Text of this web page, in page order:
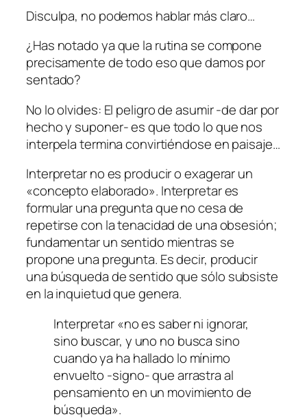
Disculpa, no podemos hablar más claro…
¿Has notado ya que la rutina se compone
precisamente de todo eso que damos por
sentado?
No lo olvides: El peligro de asumir -de dar por
hecho y suponer- es que todo lo que nos
interpela termina convirtiéndose en paisaje…
Interpretar no es producir o exagerar un
«concepto elaborado». Interpretar es
formular una pregunta que no cesa de
repetirse con la tenacidad de una obsesión;
fundamentar un sentido mientras se
propone una pregunta. Es decir, producir
una búsqueda de sentido que sólo subsiste
en la inquietud que genera.
Interpretar «no es saber ni ignorar,
sino buscar, y uno no busca sino
cuando ya ha hallado lo mínimo
envuelto -signo- que arrastra al
pensamiento en un movimiento de
búsqueda».